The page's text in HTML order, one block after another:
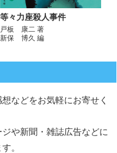
等々力座殺人事件
戸板 康二 著
新保 博久 編
などをお気軽にお寄せく
や新聞・雑誌広告などに
。